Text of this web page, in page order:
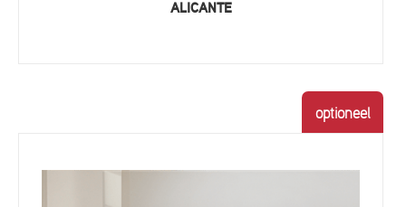
ALICANTE
optioneel